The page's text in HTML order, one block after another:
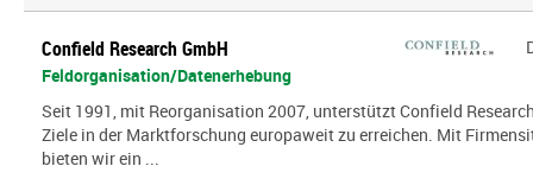
Confield Research GmbH
Feldorganisation/Datenerhebung
Seit 1991, mit Reorganisation 2007, unterstützt Confield
Ziele in der Marktforschung europaweit zu erreichen. Mit
bieten wir ein ...